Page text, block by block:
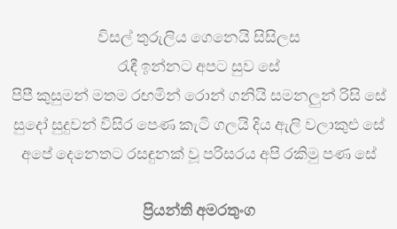
විසල් තුරුලිය ගෙනෙයි සිසිලස
රැඳී ඉන්නට අපට සුව සේ
පිපී කුසුමන් මතම රඟමින් රොන් ගනියි සමනලුන් රිසි සේ
සුදෝ සුදුවන් විසිර පෙණ කැටි ගලයි දිය ඇලි වලාකුළු සේ
අපේ දෙනෙතට රසඳුනක් වූ පරිසරය අපි රකිමු පණ සේ
ප්‍රියන්ති අමරතුංග